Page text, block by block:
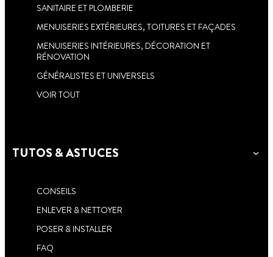
SANITAIRE ET PLOMBERIE
MENUISERIES EXTÉRIEURES, TOITURES ET FAÇADES
MENUISERIES INTÉRIEURES, DÉCORATION ET
RÉNOVATION
GÉNÉRALISTES ET UNIVERSELS
VOIR TOUT
TUTOS & ASTUCES
CONSEILS
ENLEVER & NETTOYER
POSER & INSTALLER
FAQ